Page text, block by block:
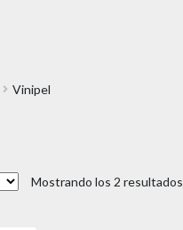
Vinipel
Mostrando los 2 resultados